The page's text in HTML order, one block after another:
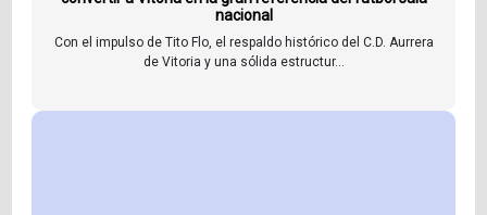
nacional
Con el impulso de Tito Flo, el respaldo histórico del C.D. Aurrera
de Vitoria y una sólida estructur...